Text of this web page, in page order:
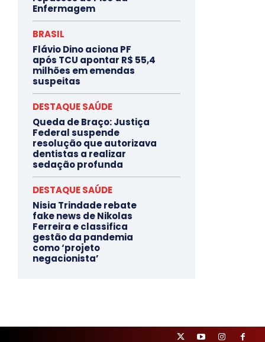
Enfermagem
BRASIL
Flávio Dino aciona PF
após TCU apontar R$ 55,4
milhões em emendas
suspeitas
DESTAQUE SAÚDE
Queda de Braço: Justiça
Federal suspende
resolução que autorizava
dentistas a realizar
sedação profunda
DESTAQUE SAÚDE
Nisia Trindade rebate
fake news de Nikolas
Ferreira e classifica
gestão da pandemia
como ‘projeto
negacionista’